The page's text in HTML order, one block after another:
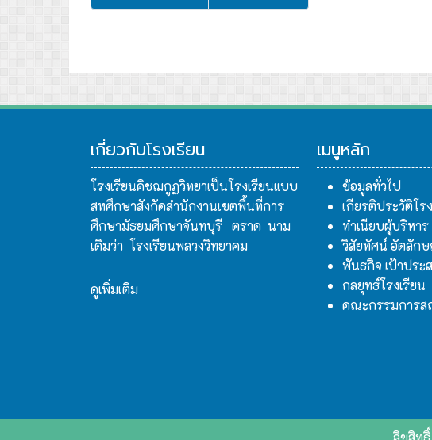
เกี่ยวกับโรงเรียน
โรงเรียนคิชฌกูฏวิทยาเป็นโรงเรียนแบบ
สหศึกษาสังกัดสำนักงานเขตพื้นที่การ
ศึกษามัธยมศึกษาจันทบุรี ตราด นาม
เดิมว่า โรงเรียนพลวงวิทยาคม
ดูเพิ่มเติม
เมนูหลัก
ข้อมูลทั่วไป
เกียรติประวัติโร
ทำเนียบผู้บริหาร
วิสัยทัศน์ อัตลัก
พันธกิจ เป้าประ
กลยุทธ์โรงเรียน
คณะกรรมการส